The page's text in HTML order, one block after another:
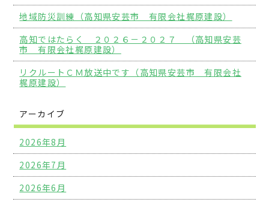
地域防災訓練（高知県安芸市 有限会社梶原建設）
高知ではたらく ２０２６－２０２７ （高知県安芸
市 有限会社梶原建設）
リクルートＣＭ放送中です（高知県安芸市 有限会社
梶原建設）
アーカイブ
2026年8月
2026年7月
2026年6月